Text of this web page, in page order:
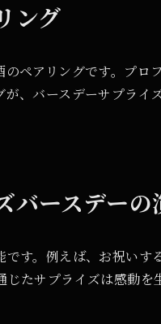
ング
ペアリングです。プロ
、バースデーサプライ
バースデーの
す。例えば、お祝い
たサプライズは感動を